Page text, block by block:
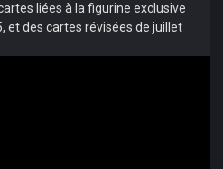
liées à la figurine exclusive
et des cartes révisées de juillet